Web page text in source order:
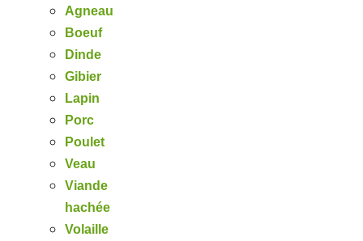
Agneau
Boeuf
Dinde
Gibier
Lapin
Porc
Poulet
Veau
Viande
hachée
Volaille